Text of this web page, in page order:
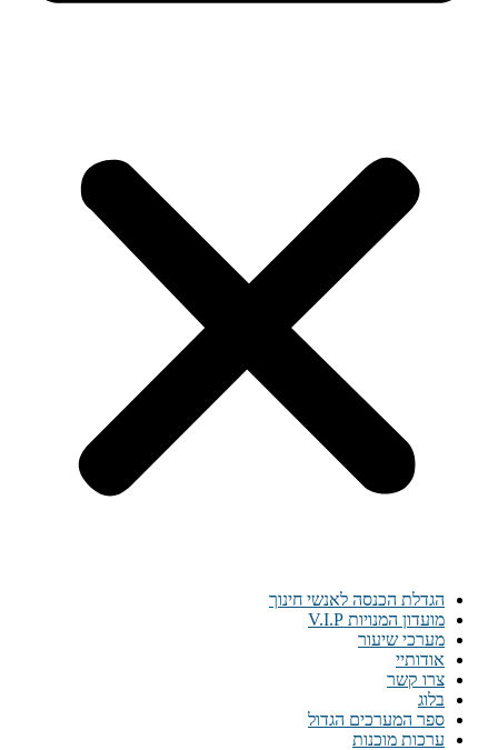
הגדלת הכנסה לאנשי חינוך
מועדון המנויות V.I.P
מערכי שיעור
אודותיי
צרו קשר
בלוג
ספר המערכים הגדול
ערכות מוכנות